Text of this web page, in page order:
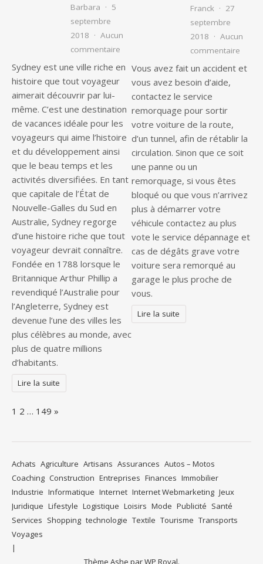
Barbara
5
septembre
2018
Aucun
commentaire sur Une histoire rapide de Sydney
Sydney est une ville riche en
histoire que tout voyageur
aimerait découvrir par lui-
même. C’est une destination
de vacances idéale pour les
voyageurs qui aime l’histoire
et du développement ainsi
que le beau temps et les
activités diversifiées. En tant
que capitale de l’État de
Nouvelle-Galles du Sud en
Australie, Sydney regorge
d’une histoire riche que tout
voyageur devrait connaître.
Fondée en 1788 lorsque le
Britannique Arthur Phillip a
revendiqué l’Australie pour
l’Angleterre, Sydney est
devenue l’une des villes les
plus célèbres au monde, avec
plus de quatre millions
d’habitants.
Lire la suite
Franck
27
septembre
2018
Aucun
commentaire
Vous avez fait un accident et
vous avez besoin d’aide,
contactez le service
remorquage pour sortir
votre voiture de la route,
d’un tunnel, afin de rétablir la
circulation. Sinon que ce soit
une panne ou un
remorquage, si vous êtes
bloqué ou que vous n’arrivez
plus à démarrer votre
véhicule contactez au plus
vote le service dépannage et
cas de dégâts grave votre
voiture sera remorqué au
garage le plus proche de
vous.
Lire la suite
Page:
1 2 … 149 Next
»
Achats Agriculture Artisans Assurances Autos – Motos
Coaching Construction Entreprises Finances Immobilier
Industrie Informatique Internet Internet Webmarketing Jeux
Juridique Lifestyle Logistique Loisirs Mode Publicité Santé
Services Shopping technologie Textile Tourisme Transports
Voyages
Thème Ashe parWP Royal.